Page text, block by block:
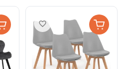
favorite_border